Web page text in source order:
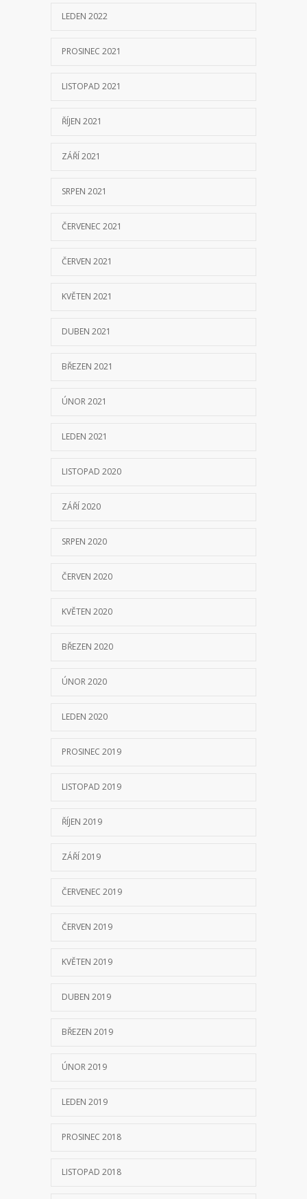
LEDEN 2022
PROSINEC 2021
LISTOPAD 2021
ŘÍJEN 2021
ZÁŘÍ 2021
SRPEN 2021
ČERVENEC 2021
ČERVEN 2021
KVĚTEN 2021
DUBEN 2021
BŘEZEN 2021
ÚNOR 2021
LEDEN 2021
LISTOPAD 2020
ZÁŘÍ 2020
SRPEN 2020
ČERVEN 2020
KVĚTEN 2020
BŘEZEN 2020
ÚNOR 2020
LEDEN 2020
PROSINEC 2019
LISTOPAD 2019
ŘÍJEN 2019
ZÁŘÍ 2019
ČERVENEC 2019
ČERVEN 2019
KVĚTEN 2019
DUBEN 2019
BŘEZEN 2019
ÚNOR 2019
LEDEN 2019
PROSINEC 2018
LISTOPAD 2018